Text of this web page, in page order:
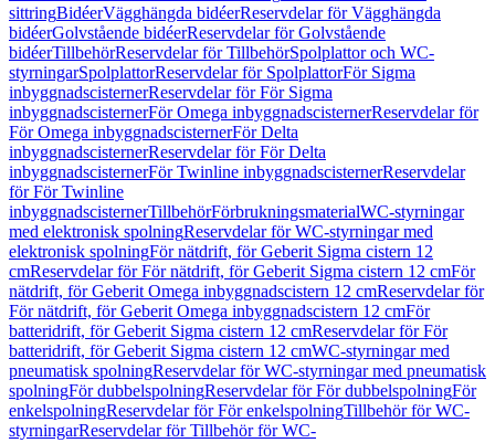
sittringBidéerVägghängda bidéerReservdelar för Vägghängda
bidéerGolvstående bidéerReservdelar för Golvstående
bidéerTillbehörReservdelar för TillbehörSpolplattor och WC-
styrningarSpolplattorReservdelar för SpolplattorFör Sigma
inbyggnadscisternerReservdelar för För Sigma
inbyggnadscisternerFör Omega inbyggnadscisternerReservdelar för
För Omega inbyggnadscisternerFör Delta
inbyggnadscisternerReservdelar för För Delta
inbyggnadscisternerFör Twinline inbyggnadscisternerReservdelar
för För Twinline
inbyggnadscisternerTillbehörFörbrukningsmaterialWC-styrningar
med elektronisk spolningReservdelar för WC-styrningar med
elektronisk spolningFör nätdrift, för Geberit Sigma cistern 12
cmReservdelar för För nätdrift, för Geberit Sigma cistern 12 cmFör
nätdrift, för Geberit Omega inbyggnadscistern 12 cmReservdelar för
För nätdrift, för Geberit Omega inbyggnadscistern 12 cmFör
batteridrift, för Geberit Sigma cistern 12 cmReservdelar för För
batteridrift, för Geberit Sigma cistern 12 cmWC-styrningar med
pneumatisk spolningReservdelar för WC-styrningar med pneumatisk
spolningFör dubbelspolningReservdelar för För dubbelspolningFör
enkelspolningReservdelar för För enkelspolningTillbehör för WC-
styrningarReservdelar för Tillbehör för WC-